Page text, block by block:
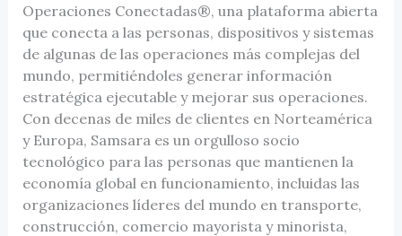
Operaciones Conectadas®, una plataforma abierta
que conecta a las personas, dispositivos y sistemas
de algunas de las operaciones más complejas del
mundo, permitiéndoles generar información
estratégica ejecutable y mejorar sus operaciones.
Con decenas de miles de clientes en Norteamérica
y Europa, Samsara es un orgulloso socio
tecnológico para las personas que mantienen la
economía global en funcionamiento, incluidas las
organizaciones líderes del mundo en transporte,
construcción, comercio mayorista y minorista,